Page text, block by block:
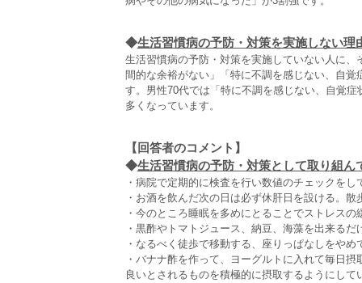
◆生活習慣病の予防・対策を実施しない理
生活習慣病の予防・対策を実施していない人に
間的な余裕がない」「特に不調を感じない、自
す。男性70代では「特に不調を感じない、自覚
多くなっています。
【回答者のコメント】
◆生活習慣病の予防・対策として取り組ん
・病院で定期的に検査を行い数値のチェックをし
・お酒を飲んだ次の日は必ず休肝日を設ける。散
・今のところ睡眠を多めにとることでストレス
・黒酢やトマトジュース、納豆、海藻を出来る
・なるべく徒歩で移動する、座りっぱなしをやめ
・バナナ酢を作って、ヨーグルトに入れて毎日
良いとされるものを積極的に摂取するようにして